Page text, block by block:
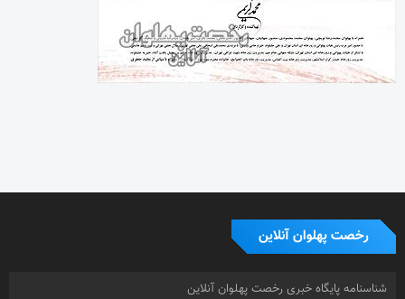
رخصت پهلوان آنلاین
شناسنامه پایگاه خبری رخصت پهلوان آنلاین